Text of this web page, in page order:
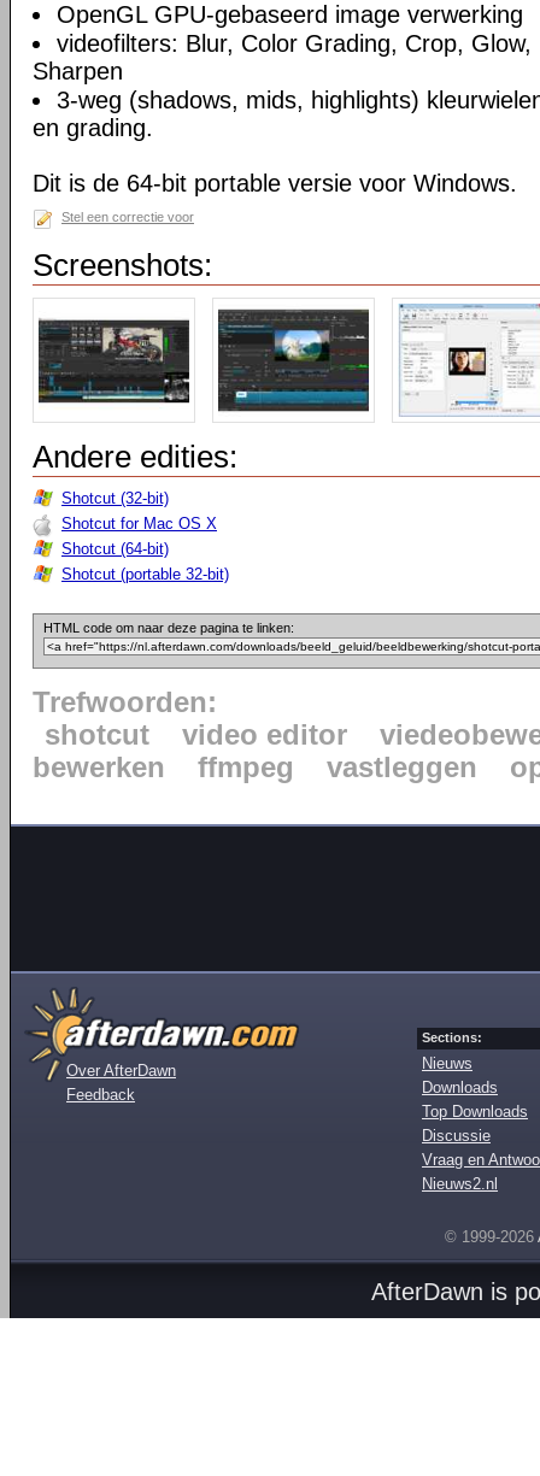
OpenGL GPU-gebaseerd image verwerking
videofilters: Blur, Color Grading, Crop,
Sharpen
3-weg (shadows, mids, highlights)
en grading.
Dit is de 64-bit portable versie voor Windows.
Stel een correctie voor
Screenshots:
Andere edities:
Shotcut (32-bit)
Shotcut for Mac OS X
Shotcut (64-bit)
Shotcut (portable 32-bit)
HTML code om naar deze pagina te linken:
Trefwoorden:
shotcut
video editor
bewerken
ffmpeg vastleggen
Over AfterDawn
Feedback
Sections:
Nieuws
Downloads
Top Downloads
Discussie
Vraag en
Nieuws2.nl
© 1999-2026
AfterDawn is